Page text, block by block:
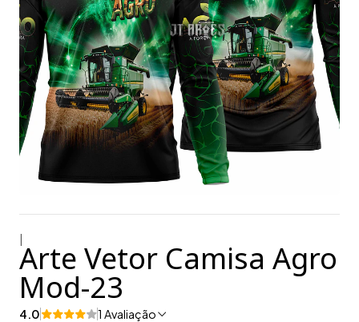
Arte Vetor Camisa Agro
Mod-23
4.0 1 Avaliação